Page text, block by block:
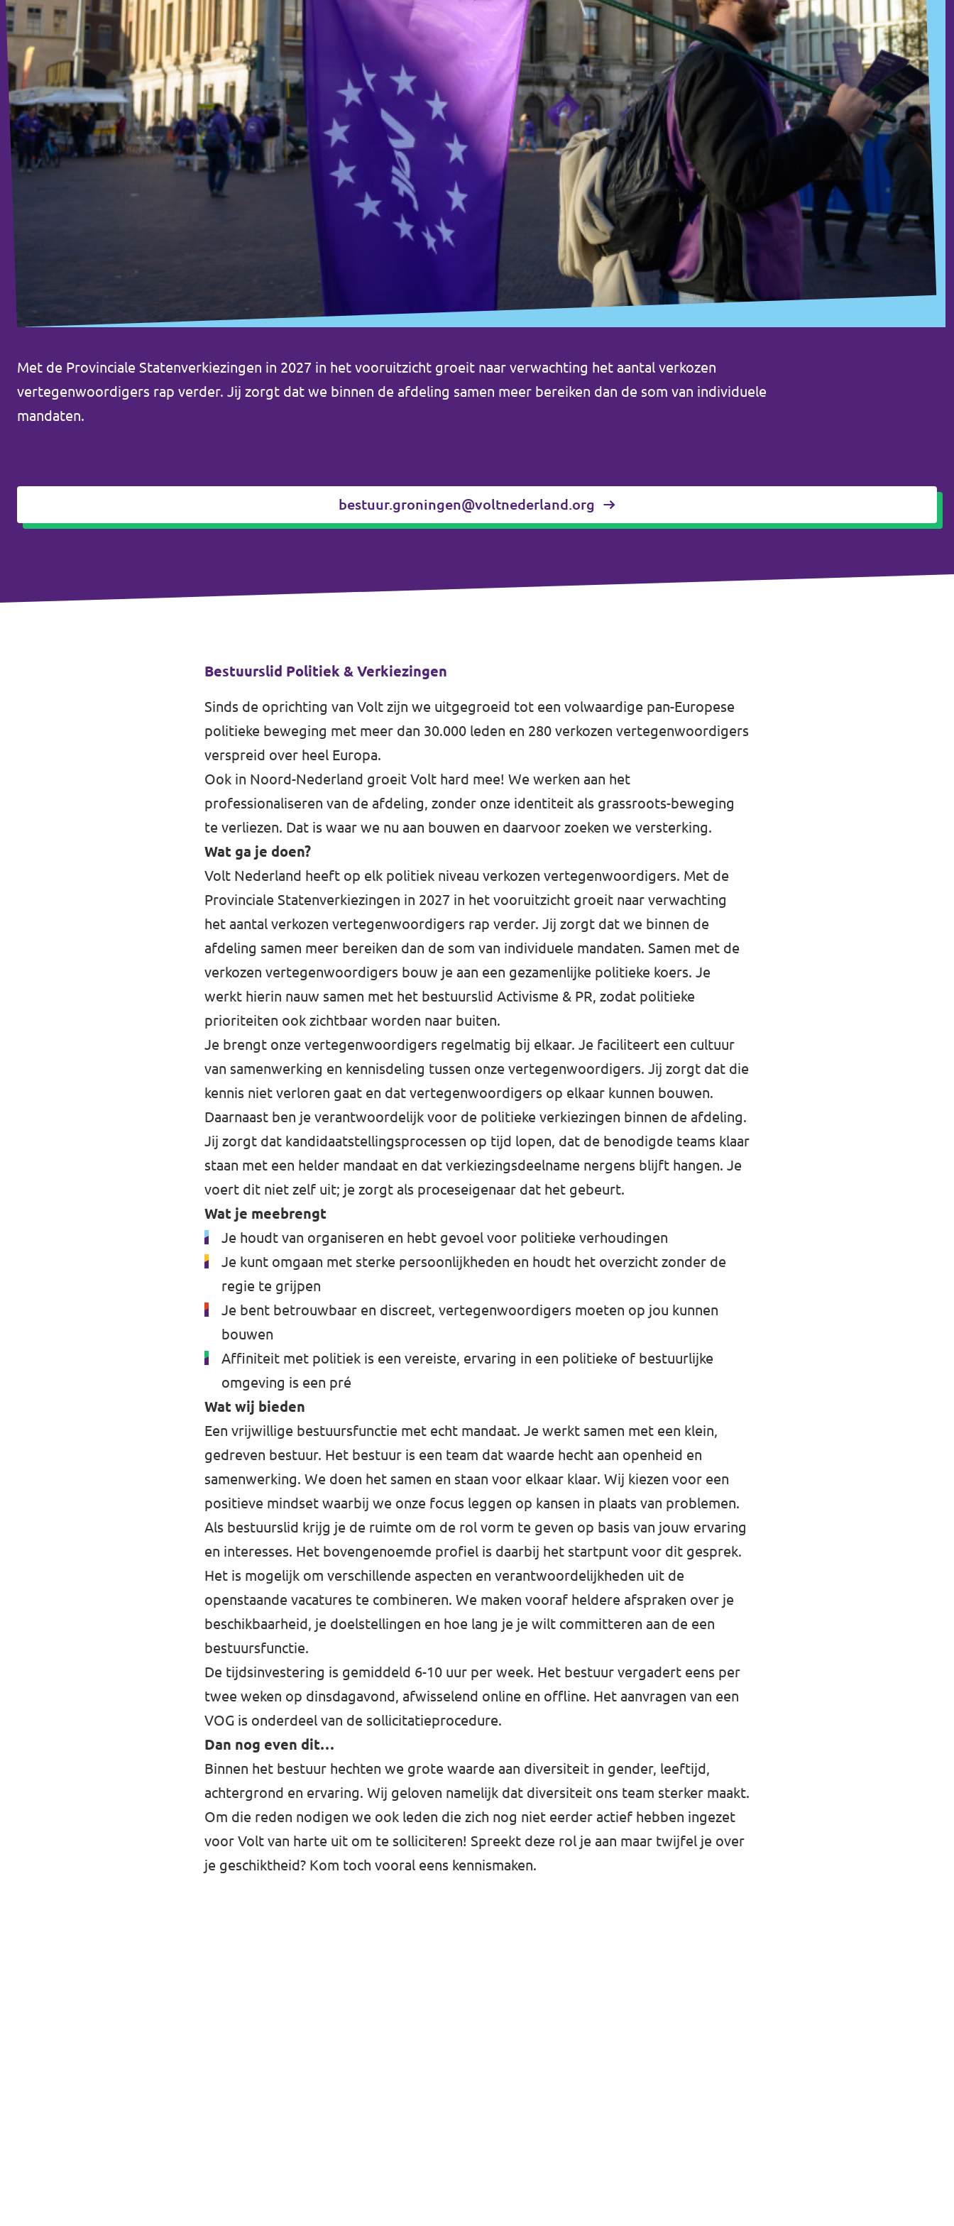
Agenda
Website gemeente Groningen
Website gemeente Eemsdelta
Website Provinciale Statenfractie
Met de Provinciale Statenverkiezingen in 2027 in het vooruitzicht groeit naar verwachting het aantal verkozen
vertegenwoordigers rap verder. Jij zorgt dat we binnen de afdeling samen meer bereiken dan de som van individuele
mandaten.
bestuur.groningen@voltnederland.org
Bestuurslid Politiek & Verkiezingen
Sinds de oprichting van Volt zijn we uitgegroeid tot een volwaardige pan-Europese
politieke beweging met meer dan 30.000 leden en 280 verkozen vertegenwoordigers
verspreid over heel Europa.
Ook in Noord-Nederland groeit Volt hard mee! We werken aan het
professionaliseren van de afdeling, zonder onze identiteit als grassroots-beweging
te verliezen. Dat is waar we nu aan bouwen en daarvoor zoeken we versterking.
Wat ga je doen?
Volt Nederland heeft op elk politiek niveau verkozen vertegenwoordigers. Met de
Provinciale Statenverkiezingen in 2027 in het vooruitzicht groeit naar verwachting
het aantal verkozen vertegenwoordigers rap verder. Jij zorgt dat we binnen de
afdeling samen meer bereiken dan de som van individuele mandaten. Samen met de
verkozen vertegenwoordigers bouw je aan een gezamenlijke politieke koers. Je
werkt hierin nauw samen met het bestuurslid Activisme & PR, zodat politieke
prioriteiten ook zichtbaar worden naar buiten.
Je brengt onze vertegenwoordigers regelmatig bij elkaar. Je faciliteert een cultuur
van samenwerking en kennisdeling tussen onze vertegenwoordigers. Jij zorgt dat die
kennis niet verloren gaat en dat vertegenwoordigers op elkaar kunnen bouwen.
Daarnaast ben je verantwoordelijk voor de politieke verkiezingen binnen de afdeling.
Jij zorgt dat kandidaatstellingsprocessen op tijd lopen, dat de benodigde teams klaar
staan met een helder mandaat en dat verkiezingsdeelname nergens blijft hangen. Je
voert dit niet zelf uit; je zorgt als proceseigenaar dat het gebeurt.
Wat je meebrengt
Je houdt van organiseren en hebt gevoel voor politieke verhoudingen
Je kunt omgaan met sterke persoonlijkheden en houdt het overzicht zonder de
regie te grijpen
Je bent betrouwbaar en discreet, vertegenwoordigers moeten op jou kunnen
bouwen
Affiniteit met politiek is een vereiste, ervaring in een politieke of bestuurlijke
omgeving is een pré
Wat wij bieden
Een vrijwillige bestuursfunctie met echt mandaat. Je werkt samen met een klein,
gedreven bestuur. Het bestuur is een team dat waarde hecht aan openheid en
samenwerking. We doen het samen en staan voor elkaar klaar. Wij kiezen voor een
positieve mindset waarbij we onze focus leggen op kansen in plaats van problemen.
Als bestuurslid krijg je de ruimte om de rol vorm te geven op basis van jouw ervaring
en interesses. Het bovengenoemde profiel is daarbij het startpunt voor dit gesprek.
Het is mogelijk om verschillende aspecten en verantwoordelijkheden uit de
openstaande vacatures te combineren. We maken vooraf heldere afspraken over je
beschikbaarheid, je doelstellingen en hoe lang je je wilt committeren aan de een
bestuursfunctie.
De tijdsinvestering is gemiddeld 6-10 uur per week. Het bestuur vergadert eens per
twee weken op dinsdagavond, afwisselend online en offline. Het aanvragen van een
VOG is onderdeel van de sollicitatieprocedure.
Dan nog even dit…
Binnen het bestuur hechten we grote waarde aan diversiteit in gender, leeftijd,
achtergrond en ervaring. Wij geloven namelijk dat diversiteit ons team sterker maakt.
Om die reden nodigen we ook leden die zich nog niet eerder actief hebben ingezet
voor Volt van harte uit om te solliciteren! Spreekt deze rol je aan maar twijfel je over
je geschiktheid? Kom toch vooral eens kennismaken.